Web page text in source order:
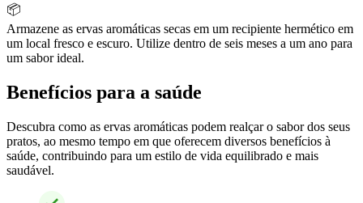
📦
Armazene as ervas aromáticas secas em um recipiente hermético em
um local fresco e escuro. Utilize dentro de seis meses a um ano para
um sabor ideal.
Benefícios para a saúde
Descubra como as ervas aromáticas podem realçar o sabor dos seus
pratos, ao mesmo tempo em que oferecem diversos benefícios à
saúde, contribuindo para um estilo de vida equilibrado e mais
saudável.